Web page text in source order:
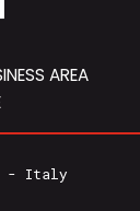
AREA
- Italy